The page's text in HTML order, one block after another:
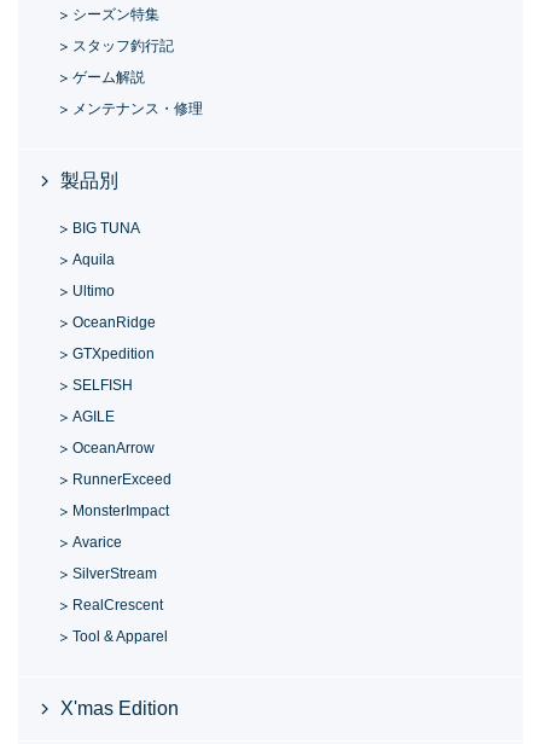
シーズン特集
スタッフ釣行記
ゲーム解説
メンテナンス・修理
製品別
BIG TUNA
Aquila
Ultimo
OceanRidge
GTXpedition
SELFISH
AGILE
OceanArrow
RunnerExceed
MonsterImpact
Avarice
SilverStream
RealCrescent
Tool & Apparel
X'mas Edition